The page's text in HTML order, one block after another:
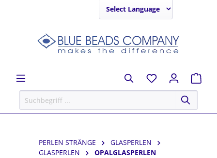
PERLEN STRÄNGE
GLASPERLEN
GLASPERLEN
OPALGLASPERLEN